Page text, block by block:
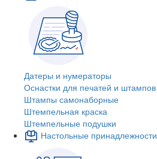
Датеры и нумераторы
Оснастки для печатей и штампов
Штампы самонаборные
Штемпельная краска
Штемпельные подушки
Настольные принадлежности